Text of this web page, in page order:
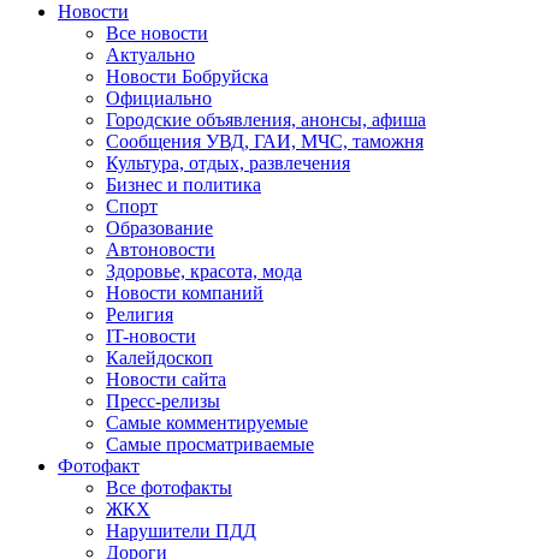
Новости
Все новости
Актуально
Новости Бобруйска
Официально
Городские объявления, анонсы, афиша
Сообщения УВД, ГАИ, МЧС, таможня
Культура, отдых, развлечения
Бизнес и политика
Спорт
Образование
Автоновости
Здоровье, красота, мода
Новости компаний
Религия
IT-новости
Калейдоскоп
Новости сайта
Пресс-релизы
Самые комментируемые
Самые просматриваемые
Фотофакт
Все фотофакты
ЖКХ
Нарушители ПДД
Дороги